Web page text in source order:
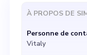
активно
À PROPOS DE
Personne de
Vitaly